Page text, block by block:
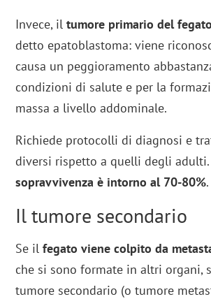
Invece, iltumore primario del
detto epatoblastoma: viene
causa un peggioramento
condizioni di salute e per la
massa a livello addominale.
Richiede protocolli di diagnosi e
diversi rispetto a quelli degli
sopravvivenza è intorno al 70-80%.
Il tumore secondario
Se ilfegato viene colpito da
che si sono formate in altri organi,
tumore secondario (o tumore